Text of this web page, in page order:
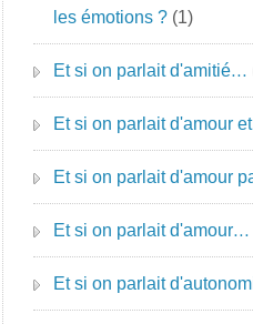
les émotions ? (1)
Et si on parlait d'amitié…
Et si on parlait d'amour
Et si on parlait d'amour
Et si on parlait d'amour…
Et si on parlait